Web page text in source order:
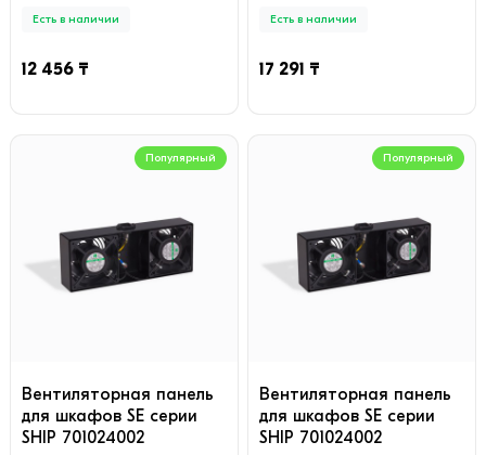
Есть в наличии
12 456 ₸
Есть в наличии
17 291 ₸
Популярный
Вентиляторная панель
для шкафов SE серии
SHIP 701024002
Популярный
Вентиляторная панель
для шкафов SE серии
SHIP 701024002